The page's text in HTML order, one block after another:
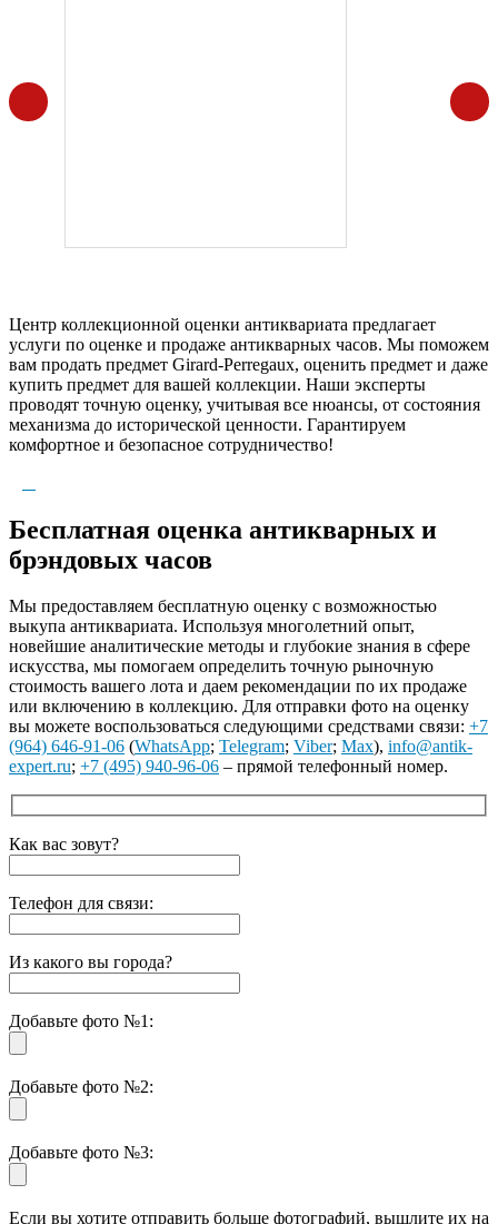
Центр коллекционной оценки антиквариата предлагает
услуги по оценке и продаже антикварных часов. Мы поможем
вам продать предмет Girard-Perregaux, оценить предмет и даже
купить предмет для вашей коллекции. Наши эксперты
проводят точную оценку, учитывая все нюансы, от состояния
механизма до исторической ценности. Гарантируем
комфортное и безопасное сотрудничество!
Бесплатная оценка антикварных и
брэндовых часов
Мы предоставляем бесплатную оценку с возможностью
выкупа антиквариата. Используя многолетний опыт,
новейшие аналитические методы и глубокие знания в сфере
искусства, мы помогаем определить точную рыночную
стоимость вашего лота и даем рекомендации по их продаже
или включению в коллекцию. Для отправки фото на оценку
вы можете воспользоваться следующими средствами связи: +7
(964) 646-91-06 (WhatsApp; Telegram; Viber; Max), info@antik-
expert.ru; +7 (495) 940-96-06 – прямой телефонный номер.
Как вас зовут?
Телефон для связи:
Из какого вы города?
Добавьте фото №1:
Добавьте фото №2:
Добавьте фото №3:
Если вы хотите отправить больше фотографий, вышлите их на